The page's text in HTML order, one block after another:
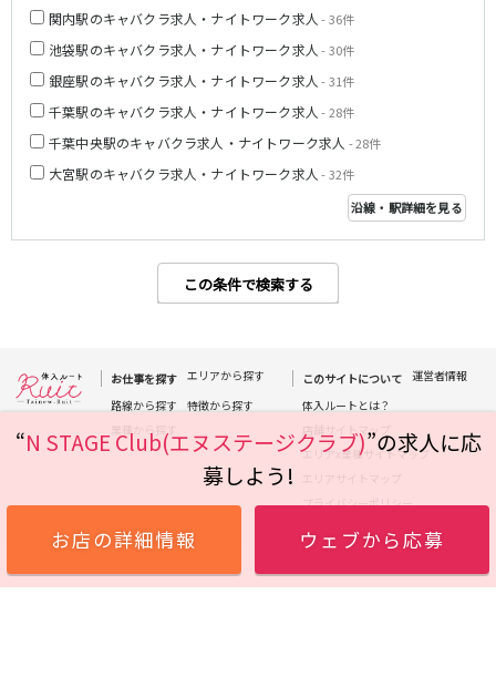
関内駅のキャバクラ求人・ナイトワーク求人 - 36件
池袋駅のキャバクラ求人・ナイトワーク求人 - 30件
銀座駅のキャバクラ求人・ナイトワーク求人 - 31件
千葉駅のキャバクラ求人・ナイトワーク求人 - 28件
千葉中央駅のキャバクラ求人・ナイトワーク求人 - 28件
大宮駅のキャバクラ求人・ナイトワーク求人 - 32件
沿線・駅詳細を見る
この条件で検索する
田原町駅
末広町駅
表参道駅
外苑前駅
西武新宿線
西武新宿駅
本川越駅
所沢駅
新井薬師前駅
桜木町駅
大船駅
西武池袋線
ひばりヶ丘駅
秋津駅
清瀬駅
飯能駅
大泉学園駅
お仕事を探す エリアから探す
路線から探す
特徴から探す
業種から探す
このサイトについて
運営者情報
体入ルートとは？
店舗サイトマップ
エリアx業種サイトマップ
プライバシーポリシー
“N STAGE Club(エヌステージクラブ)”の求人に応
募しよう!
お店の詳細情報 ウェブから応募